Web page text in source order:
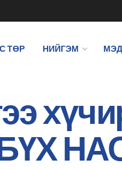
ТӨР НИЙГЭМ